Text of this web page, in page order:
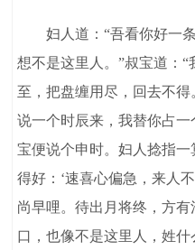
妇人道：“吾看你好一条
想不是这里人。”叔宝道：
至，把盘缠用尽，回去不得
说一个时辰来，我替你占
宝便说个申时。妇人捻指
得好：‘速喜心偏急，来人
尚早哩。待出月将终，方
口，也像不是这里人，姓